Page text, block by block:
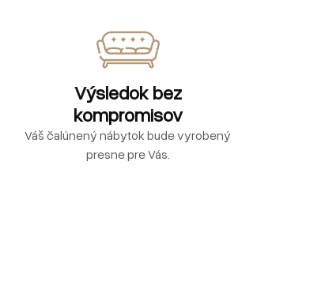
Výsledok bez
kompromisov
Váš čalúnený nábytok bude vyrobený
presne pre Vás.